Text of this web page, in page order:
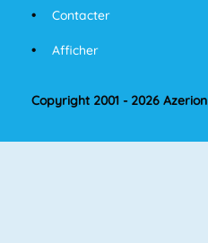
Contacter
Afficher
Copyright 2001 - 2026 Azerion